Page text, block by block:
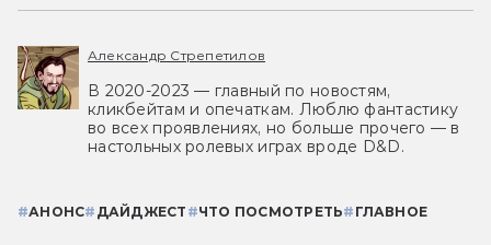
Александр Стрепетилов
В 2020-2023 — главный по новостям,
кликбейтам и опечаткам. Люблю фантастику
во всех проявлениях, но больше прочего — в
настольных ролевых играх вроде D&D.
#АНОНС# ДАЙДЖЕСТ #ЧТО ПОСМОТРЕТЬ# ГЛАВНОЕ